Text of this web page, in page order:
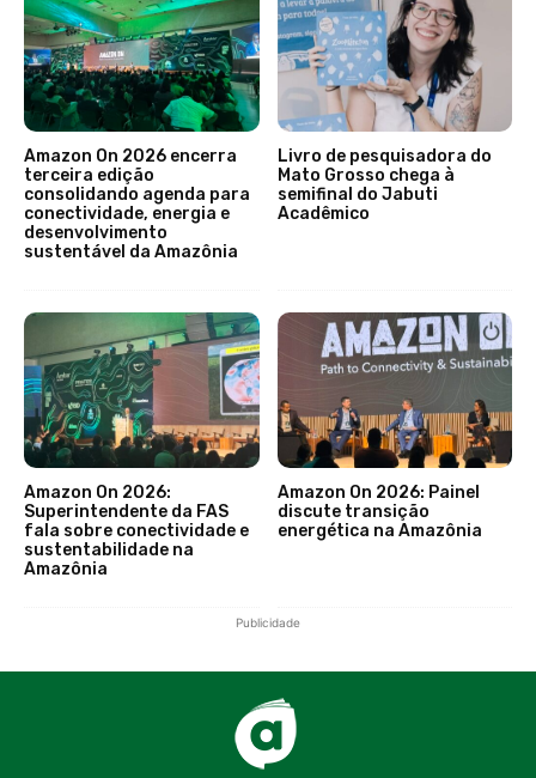
Amazon On 2026 encerra
terceira edição
consolidando agenda para
conectividade, energia e
desenvolvimento
sustentável da Amazônia
Livro de pesquisadora do
Mato Grosso chega à
semifinal do Jabuti
Acadêmico
Amazon On 2026:
Superintendente da FAS
fala sobre conectividade e
sustentabilidade na
Amazônia
Amazon On 2026: Painel
discute transição
energética na Amazônia
Publicidade